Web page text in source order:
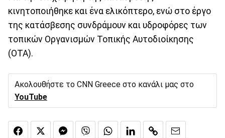
κινητοποιήθηκε και ένα ελικόπτερο, ενώ στο έργο
της κατάσβεσης συνδράμουν και υδροφόρες των
τοπικών Οργανισμών Τοπικής Αυτοδιοίκησης
(ΟΤΑ).
Ακολουθήστε το CNN Greece στο κανάλι μας στο
YouTube